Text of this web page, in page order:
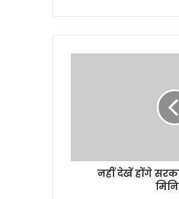
का
नहीं देखें होंगे